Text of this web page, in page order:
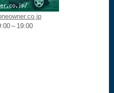
～19:00